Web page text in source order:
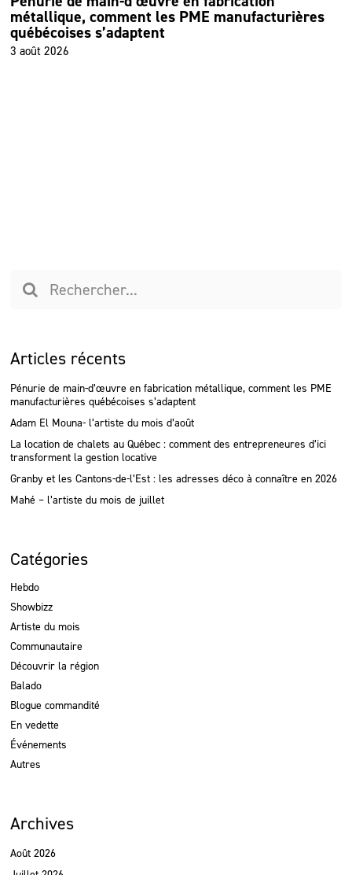
métallique, comment les PME manufacturières
québécoises s’adaptent
3 août 2026
Recherche
sur
:Articles récents
Pénurie de main-d’œuvre en fabrication métallique, comment les PME
manufacturières québécoises s’adaptent
Adam El Mouna- l’artiste du mois d’août
La location de chalets au Québec : comment des entrepreneures d’ici
transforment la gestion locative
Granby et les Cantons-de-l’Est : les adresses déco à connaître en 2026
Mahé – l’artiste du mois de juillet
Catégories
Hebdo
Showbizz
Artiste du mois
Communautaire
Découvrir la région
Balado
Blogue commandité
En vedette
Événements
Autres
Archives
Août 2026